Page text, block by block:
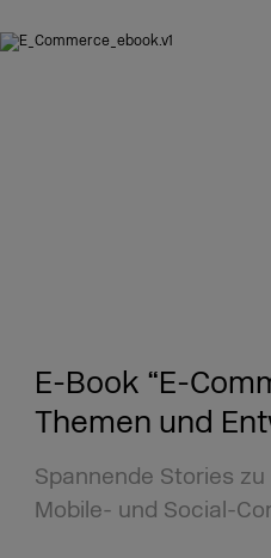
E-Book “E-
Themen und
Spannende Stories
Mobile- und Social-